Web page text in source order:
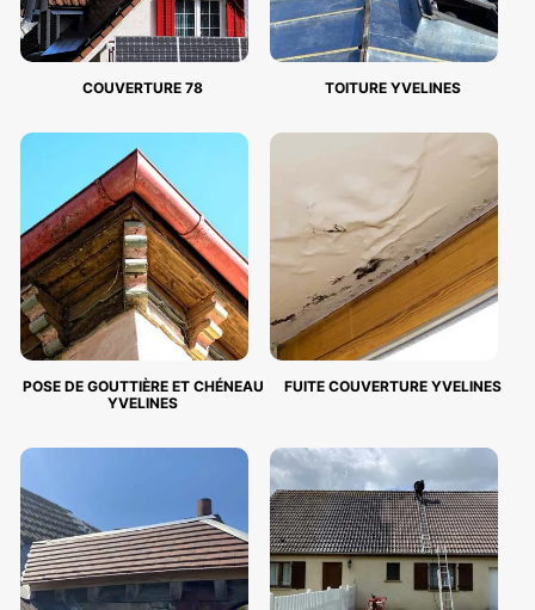
COUVERTURE 78 TOITURE YVELINES
POSE DE GOUTTIÈRE ET CHÉNEAU
YVELINES
FUITE COUVERTURE YVELINES